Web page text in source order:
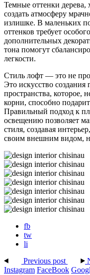
Темные оттенки дерева,
создать атмосферу
излишке. В маленьких
оттенков требует
дополнительных
тона помогут
легкости.
Стиль лофт — это не
Это искусство
пространства, которое,
корни, способно
Правильный подход к
освещению позволяет
стиля, создавая
своим внешним видом,
fb
tw
li
Previous post
Instagram FaceBook